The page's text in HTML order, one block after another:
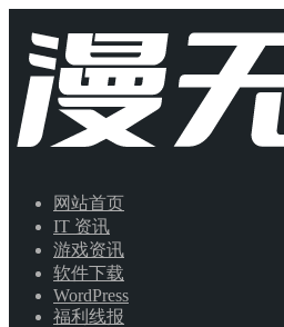
网站首页
IT 资讯
游戏资讯
软件下载
WordPress
福利线报